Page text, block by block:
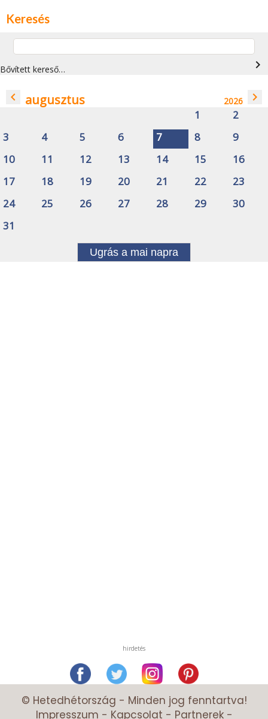
Keresés
Bővített kereső… navigate_next
navigate_before augusztus 2026 navigate_next
1
2
3
4 5 6 7 8
9
10
11 12 13 14 15
16
17
18 19 20 21 22
23
24
25 26 27 28 29
30
31
Ugrás a mai napra
hirdetés
© Hetedhétország - Minden jog fenntartva!
Impresszum - Kapcsolat - Partnerek-